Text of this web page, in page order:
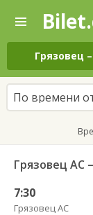
—
Поиск
и
покупка
на
автобус
онлайн
Грязовец –
По времени
Грязовец АС
7:30
Грязовец АС